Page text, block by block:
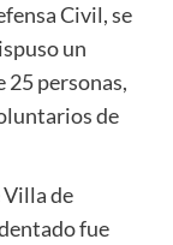
Civil, se
un
25 personas,
de
de
fue